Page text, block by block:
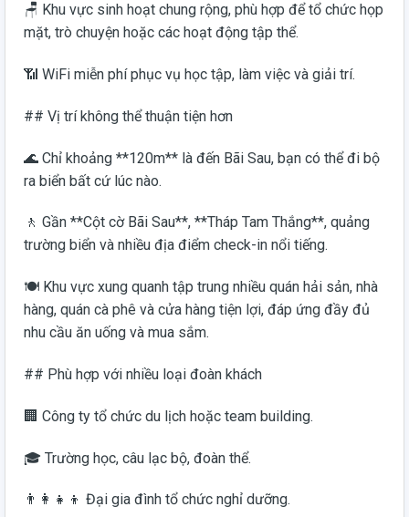
🪑 Khu vực sinh hoạt chung rộng, phù hợp để tổ chức họp
mặt, trò chuyện hoặc các hoạt động tập thể.
📶 WiFi miễn phí phục vụ học tập, làm việc và giải trí.
## Vị trí không thể thuận tiện hơn
🌊 Chỉ khoảng **120m** là đến Bãi Sau, bạn có thể đi bộ
ra biển bất cứ lúc nào.
🚶 Gần **Cột cờ Bãi Sau**, **Tháp Tam Thắng**, quảng
trường biển và nhiều địa điểm check-in nổi tiếng.
🍽️ Khu vực xung quanh tập trung nhiều quán hải sản, nhà
hàng, quán cà phê và cửa hàng tiện lợi, đáp ứng đầy đủ
nhu cầu ăn uống và mua sắm.
## Phù hợp với nhiều loại đoàn khách
🏢 Công ty tổ chức du lịch hoặc team building.
🎓 Trường học, câu lạc bộ, đoàn thể.
👨‍👩‍👧‍👦 Đại gia đình tổ chức nghỉ dưỡng.